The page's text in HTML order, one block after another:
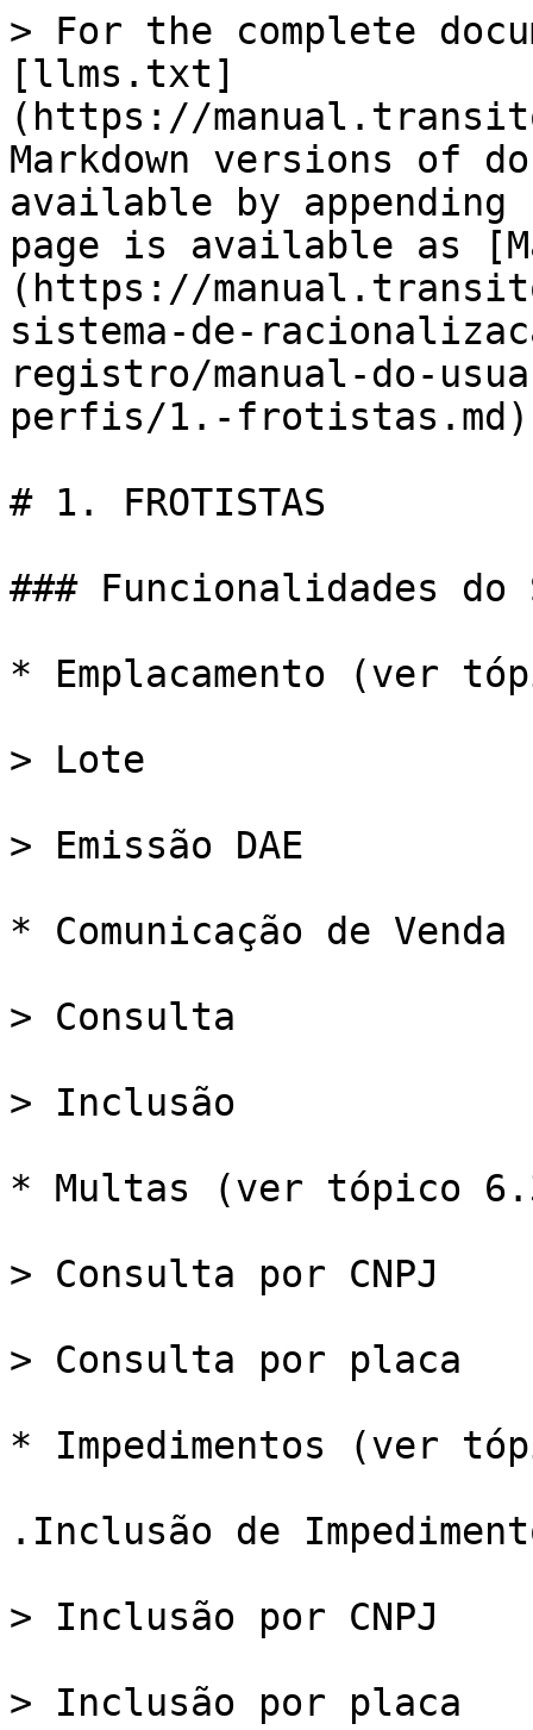
> For the complete
[llms.txt]
(https://
Markdown versions of
available by
page is available as
(https://
sistema-de-
registro/manual-do-
perfis/1.-
# 1. FROTISTAS
### Funcionalidades do
* Emplacamento (ver
> Lote
> Emissão DAE
* Comunicação de
> Consulta
> Inclusão
* Multas (ver tópico
> Consulta por CNPJ
> Consulta por placa
* Impedimentos (ver
.Inclusão de
> Inclusão por CNPJ
> Inclusão por placa